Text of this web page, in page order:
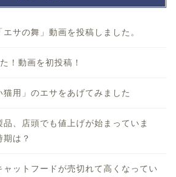
サの舞」動画を投稿しました。
！動画を初投稿！
猫用」のエサをあげてみました
品、店頭でも値上げが始まっていま
は？
ャットフードが売切れて高くなってい
プロフィール
お問い合わせ
プライバシーポリシー